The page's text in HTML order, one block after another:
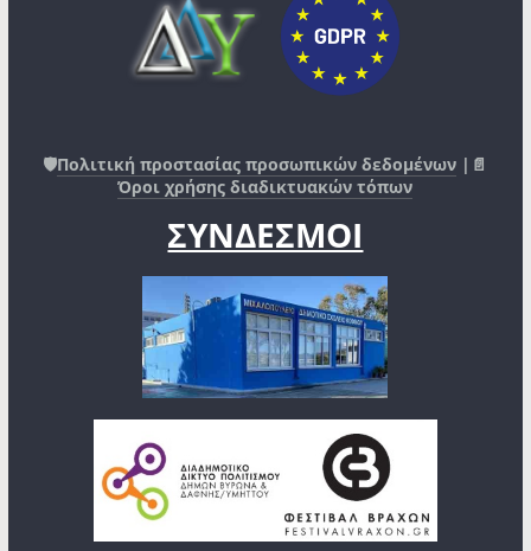
🛡️Πολιτική προστασίας προσωπικών δεδομένων |📄
Όροι χρήσης διαδικτυακών τόπων
ΣΥΝΔΕΣΜΟΙ